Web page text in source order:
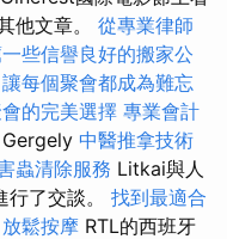
他文章。 從專業律師
些信譽良好的搬家公
每個聚會都成為難忘
的完美選擇 專業會計
中醫推拿技術
蟲清除服務 Litkai與人
了交談。 找到最適合
鬆按摩 RTL的西班牙